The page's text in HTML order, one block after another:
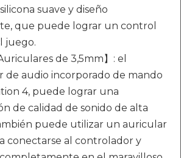
suave y diseño
que puede lograr un control
juego.
de 3,5mm】: el
de audio incorporado de mando
4, puede lograr una
de calidad de sonido de alta
puede utilizar un auricular
conectarse al controlador y